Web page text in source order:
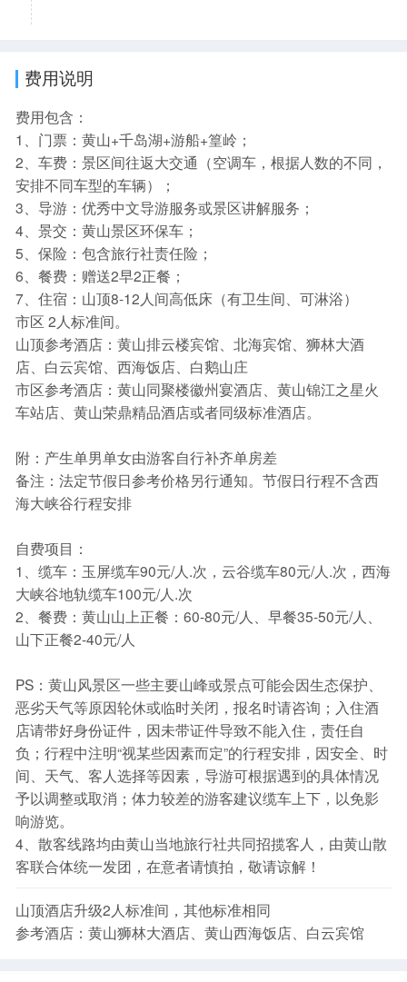
费用说明
费用包含：
1、门票：黄山+千岛湖+游船+篁岭；
2、车费：景区间往返大交通（空调车，根据人数的不同，
安排不同车型的车辆）；
3、导游：优秀中文导游服务或景区讲解服务；
4、景交：黄山景区环保车；
5、保险：包含旅行社责任险；
6、餐费：赠送2早2正餐；
7、住宿：山顶8-12人间高低床（有卫生间、可淋浴）
市区 2人标准间。
山顶参考酒店：黄山排云楼宾馆、北海宾馆、狮林大酒
店、白云宾馆、西海饭店、白鹅山庄
市区参考酒店：黄山同聚楼徽州宴酒店、黄山锦江之星火
车站店、黄山荣鼎精品酒店或者同级标准酒店。
附：产生单男单女由游客自行补齐单房差
备注：法定节假日参考价格另行通知。节假日行程不含西
海大峡谷行程安排
自费项目：
1、缆车：玉屏缆车90元/人.次，云谷缆车80元/人.次，西海
大峡谷地轨缆车100元/人.次
2、餐费：黄山山上正餐：60-80元/人、早餐35-50元/人、
山下正餐2-40元/人
PS：黄山风景区一些主要山峰或景点可能会因生态保护、
恶劣天气等原因轮休或临时关闭，报名时请咨询；入住酒
店请带好身份证件，因未带证件导致不能入住，责任自
负；行程中注明“视某些因素而定”的行程安排，因安全、时
间、天气、客人选择等因素，导游可根据遇到的具体情况
予以调整或取消；体力较差的游客建议缆车上下，以免影
响游览。
4、散客线路均由黄山当地旅行社共同招揽客人，由黄山散
客联合体统一发团，在意者请慎拍，敬请谅解！
山顶酒店升级2人标准间，其他标准相同
参考酒店：黄山狮林大酒店、黄山西海饭店、白云宾馆